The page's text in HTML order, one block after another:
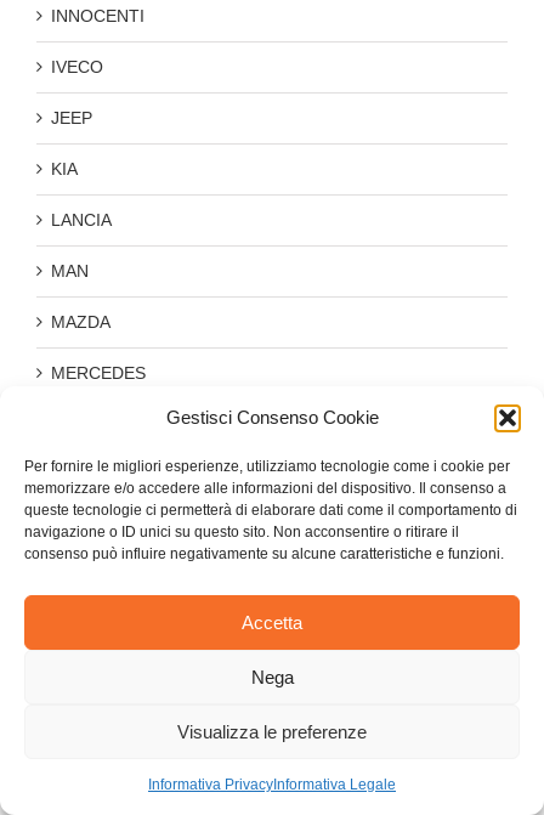
Gestisci Consenso Cookie
Per fornire le migliori esperienze, utilizziamo tecnologie come i cookie per
memorizzare e/o accedere alle informazioni del dispositivo. Il consenso a
queste tecnologie ci permetterà di elaborare dati come il comportamento di
navigazione o ID unici su questo sito. Non acconsentire o ritirare il
consenso può influire negativamente su alcune caratteristiche e funzioni.
Accetta
Nega
Visualizza le preferenze
Informativa Privacy Informativa Legale
INNOCENTI
IVECO
JEEP
KIA
LANCIA
MAN
MAZDA
MERCEDES
NISSAN
OPEL-VAUXHALL